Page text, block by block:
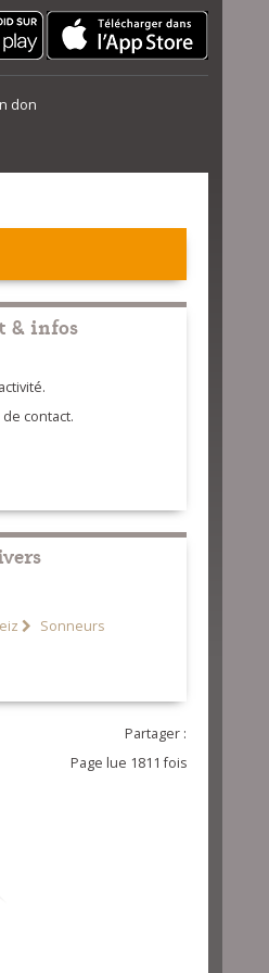
don
& infos
contact.
Sonneurs
Partager :
Page lue 1811 fois